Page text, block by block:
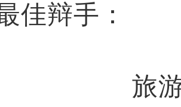
佳辩手：
旅